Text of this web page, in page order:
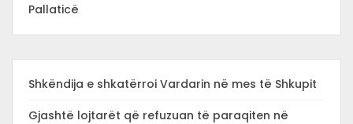
Pallaticë
Shkëndija e shkatërroi Vardarin në mes të Shkupit
Gjashtë lojtarët që refuzuan të paraqiten në